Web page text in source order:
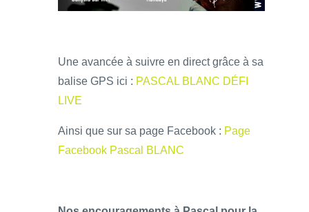
Une avancée à suivre en direct grâce à sa
balise GPS ici : PASCAL BLANC DÉFI
LIVE
Ainsi que sur sa page Facebook : Page
Facebook Pascal BLANC